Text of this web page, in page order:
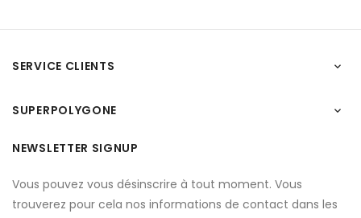
SERVICE CLIENTS 
SUPERPOLYGONE 
NEWSLETTER SIGNUP
Vous pouvez vous désinscrire à tout moment. Vous
trouverez pour cela nos informations de contact dans les